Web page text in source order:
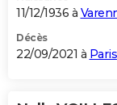
11/12/1936 à
Décès
22/09/2021 à Paris